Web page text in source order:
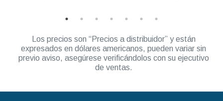
Los precios son “Precios a distribuidor” y están
expresados en dólares americanos, pueden variar sin
previo aviso, asegúrese verificándolos con su ejecutivo
de ventas.